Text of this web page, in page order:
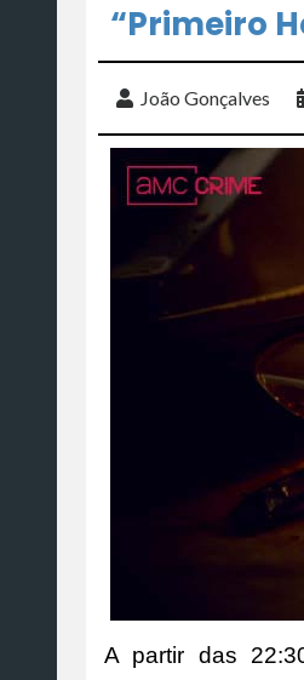
“Primeiro
João Gonçalves
A partir das